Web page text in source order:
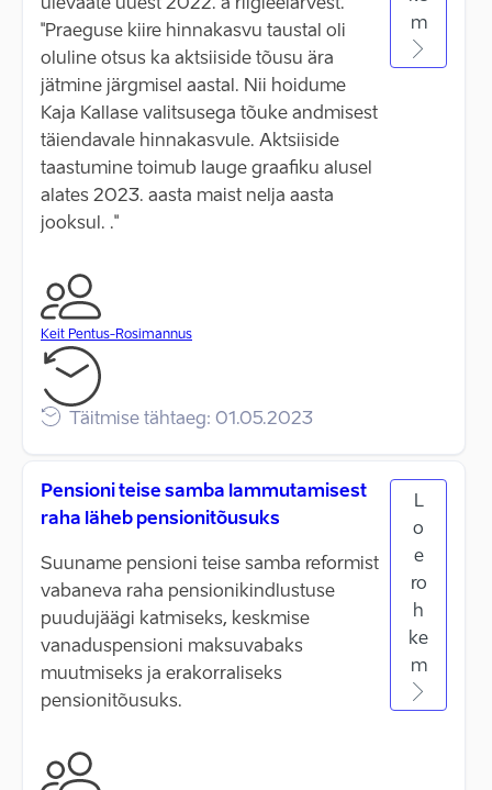
ülevaate uuest 2022. a riigieelarvest.
"Praeguse kiire hinnakasvu taustal oli
oluline otsus ka aktsiiside tõusu ära
jätmine järgmisel aastal. Nii hoidume
Kaja Kallase valitsusega tõuke andmisest
täiendavale hinnakasvule. Aktsiiside
taastumine toimub lauge graafiku alusel
alates 2023. aasta maist nelja aasta
jooksul. ."
Keit Pentus-Rosimannus
Täitmise tähtaeg: 01.05.2023
m
Pensioni teise samba lammutamisest
raha läheb pensionitõusuks
Suuname pensioni teise samba reformist
vabaneva raha pensionikindlustuse
puudujäägi katmiseks, keskmise
vanaduspensioni maksuvabaks
muutmiseks ja erakorraliseks
pensionitõusuks.
L
o
e
ro
h
ke
m